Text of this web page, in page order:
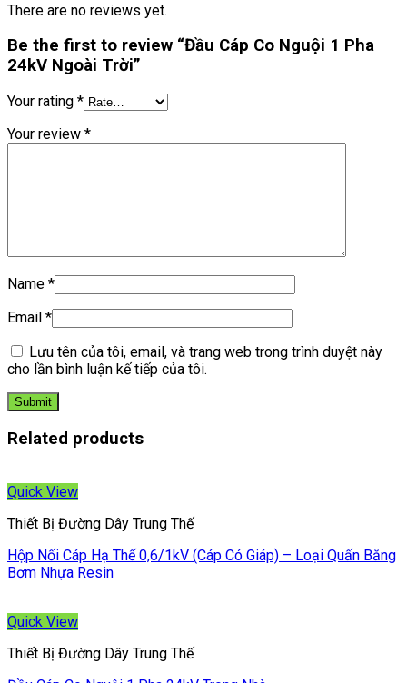
There are no reviews yet.
Be the first to review “Đầu Cáp Co Nguội 1 Pha
24kV Ngoài Trời”
Your rating *
Your review *
Name *
Email *
Lưu tên của tôi, email, và trang web trong trình duyệt này
cho lần bình luận kế tiếp của tôi.
Related products
Quick View
Thiết Bị Đường Dây Trung Thế
Hộp Nối Cáp Hạ Thế 0,6/1kV (Cáp Có Giáp) – Loại Quấn Băng
Bơm Nhựa Resin
Quick View
Thiết Bị Đường Dây Trung Thế